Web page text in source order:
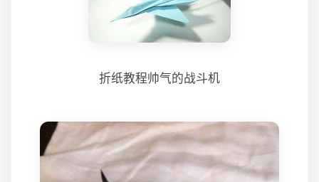
折纸教程帅气的战斗机